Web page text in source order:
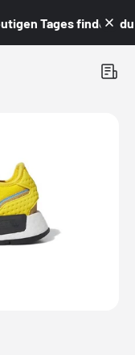
Tages findest du